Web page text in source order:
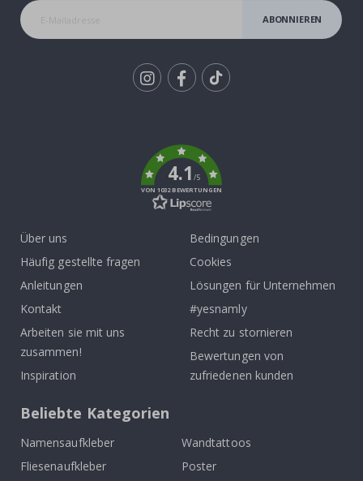
ABONNIEREN
4.1/5
VON 1032 BEWERTUNGEN
Über uns
Häufig gestellte fragen
Anleitungen
Kontakt
Arbeiten sie mit uns
zusammen!
Inspiration
Bedingungen
Cookies
Lösungen für Unternehmen
#yesnamly
Recht zu stornieren
Bewertungen von
zufriedenen kunden
Beliebte Kategorien
Namensaufkleber
Wandtattoos
Fliesenaufkleber
Poster